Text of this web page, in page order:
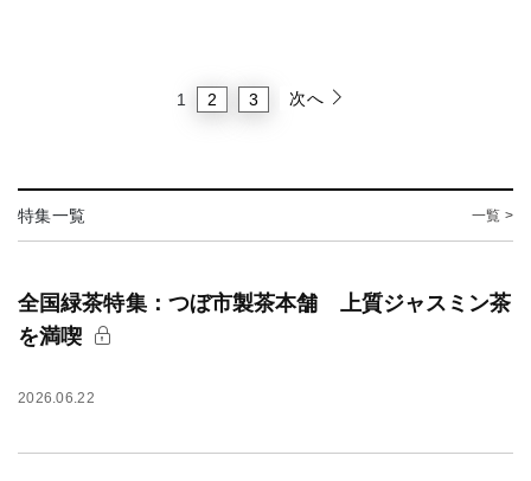
1 2 3 次へ
特集一覧 一覧 >
全国緑茶特集：つぼ市製茶本舗 上質ジャスミン茶
を満喫
2026.06.22